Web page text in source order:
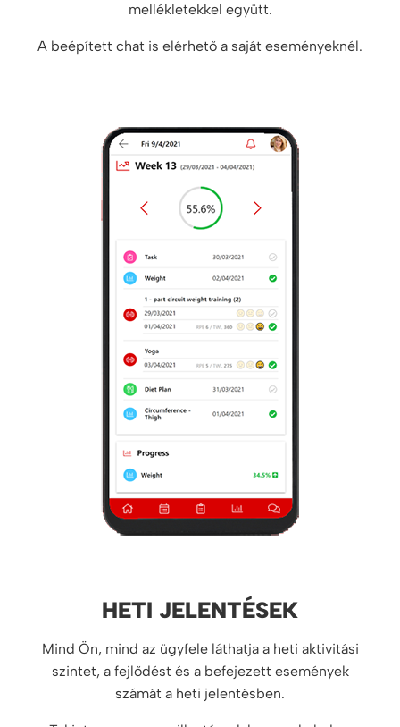
mellékletekkel együtt.
A beépített chat is elérhető a saját eseményeknél.
HETI JELENTÉSEK
Mind Ön, mind az ügyfele láthatja a heti aktivitási
szintet, a fejlődést és a befejezett események
számát a heti jelentésben.